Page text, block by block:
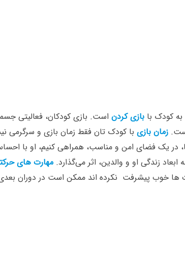
کودک با بازی کردن است. بازی کودکان، فعالیتی
زمان بازی با کودک تان فقط زمان بازی و
در یک فضای امن و مناسب، همراهی کنیم، او با
ابعاد زندگی او و والدین، اثر می‌گذارد. مهارت های
ها خوب پیشرفت نکرده اند ممکن است در دوران